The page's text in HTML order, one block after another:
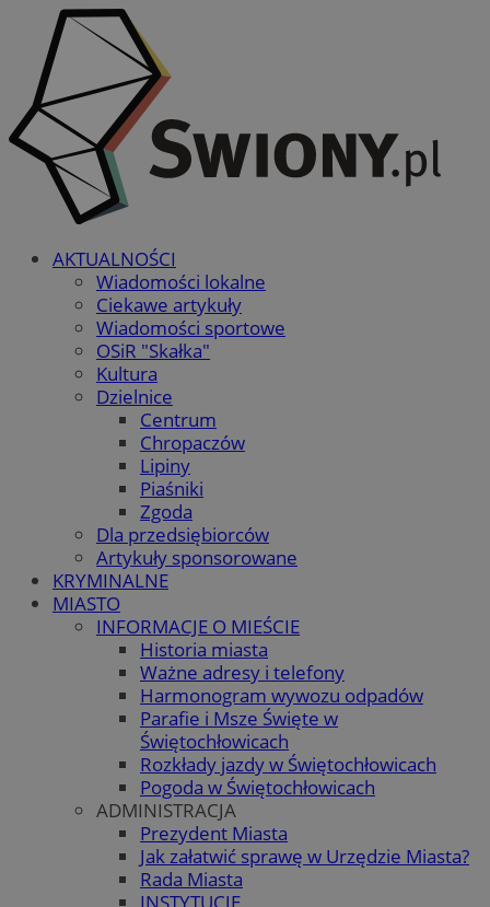
AKTUALNOŚCI
Wiadomości lokalne
Ciekawe artykuły
Wiadomości sportowe
OSiR "Skałka"
Kultura
Dzielnice
Centrum
Chropaczów
Lipiny
Piaśniki
Zgoda
Dla przedsiębiorców
Artykuły sponsorowane
KRYMINALNE
MIASTO
INFORMACJE O MIEŚCIE
Historia miasta
Ważne adresy i telefony
Harmonogram wywozu odpadów
Parafie i Msze Święte w
Świętochłowicach
Rozkłady jazdy w Świętochłowicach
Pogoda w Świętochłowicach
ADMINISTRACJA
Prezydent Miasta
Jak załatwić sprawę w Urzędzie Miasta?
Rada Miasta